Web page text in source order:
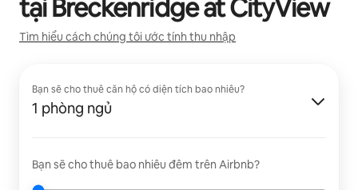
tạiBreckenridge at CityView
Tìm hiểu cách chúng tôi ước tính thu nhập
Bạn sẽ cho thuê căn hộ có diện tích bao nhiêu?
1 phòng ngủ
Bạn sẽ cho thuê bao nhiêu đêm trên Airbnb?